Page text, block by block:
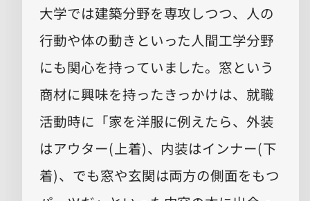
大学では建築分野を専攻しつつ、人の
行動や体の動きといった人間工学分野
にも関心を持っていました。窓という
商材に興味を持ったきっかけは、就職
活動時に「家を洋服に例えたら、外装
はアウター(上着)、内装はインナー(下
着)、でも窓や玄関は両方の側面をもつ